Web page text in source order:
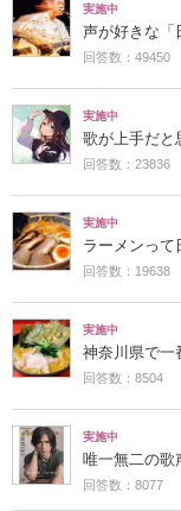
実施中
声が好きな「
回答数：49450
実施中
歌が上手だと
回答数：23836
実施中
ラーメンって
回答数：19638
実施中
神奈川県で一
回答数：8504
実施中
唯一無二の歌
回答数：8077